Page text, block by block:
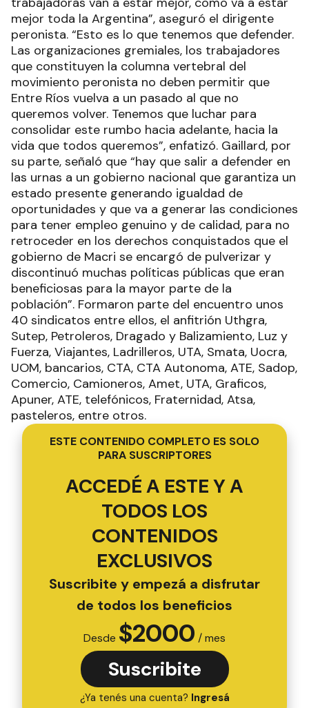
mejor toda la Argentina”, aseguró el dirigente
peronista. “Esto es lo que tenemos que defender.
Las organizaciones gremiales, los trabajadores
que constituyen la columna vertebral del
movimiento peronista no deben permitir que
Entre Ríos vuelva a un pasado al que no
queremos volver. Tenemos que luchar para
consolidar este rumbo hacia adelante, hacia la
vida que todos queremos”, enfatizó. Gaillard, por
su parte, señaló que “hay que salir a defender en
las urnas a un gobierno nacional que garantiza un
estado presente generando igualdad de
oportunidades y que va a generar las condiciones
para tener empleo genuino y de calidad, para no
retroceder en los derechos conquistados que el
gobierno de Macri se encargó de pulverizar y
discontinuó muchas políticas públicas que eran
beneficiosas para la mayor parte de la
población”. Formaron parte del encuentro unos
40 sindicatos entre ellos, el anfitrión Uthgra,
Sutep, Petroleros, Dragado y Balizamiento, Luz y
Fuerza, Viajantes, Ladrilleros, UTA, Smata, Uocra,
UOM, bancarios, CTA, CTA Autonoma, ATE, Sadop,
Comercio, Camioneros, Amet, UTA, Graficos,
Apuner, ATE, telefónicos, Fraternidad, Atsa,
pasteleros, entre otros.
ESTE CONTENIDO COMPLETO ES SOLO
PARA SUSCRIPTORES
ACCEDÉ A ESTE Y A
TODOS LOS
CONTENIDOS
EXCLUSIVOS
Suscribite y empezá a disfrutar
de todos los beneficios
Desde $2000 / mes
Suscribite
¿Ya tenés una cuenta? Ingresá